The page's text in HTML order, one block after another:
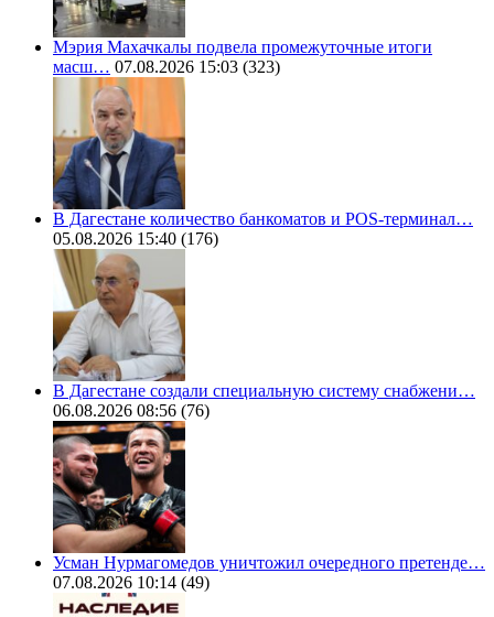
Мэрия Махачкалы подвела промежуточные итоги
масш… 07.08.2026 15:03 (323)
В Дагестане количество банкоматов и POS-терминал…
05.08.2026 15:40 (176)
В Дагестане создали специальную систему снабжени…
06.08.2026 08:56 (76)
Усман Нурмагомедов уничтожил очередного претенде…
07.08.2026 10:14 (49)